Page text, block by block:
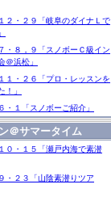
２・２９「岐阜のダイナＬで
・８，９「スノボーＣ級イン
＠浜松」
１・２６「プロ・レッスンを
！」
・１「スノボーご紹介」
＠サマータイム
０・１５「瀬戸内海で素潜
・２３「山陰素潜りツア